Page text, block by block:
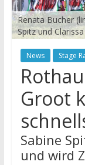
Renata Bucher
Spitz und
News Stage
Groot
Sabine
und wird